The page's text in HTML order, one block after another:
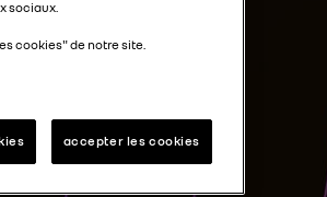
sociaux.
cookies" de notre site.
accepter les cookies